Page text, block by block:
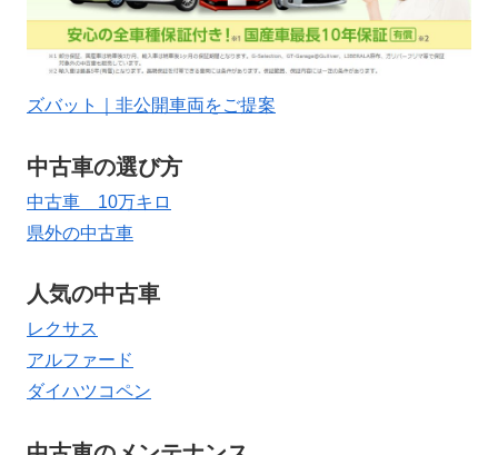
ズバット｜非公開車両をご提案
中古車の選び方
中古車 10万キロ
県外の中古車
人気の中古車
レクサス
アルファード
ダイハツコペン